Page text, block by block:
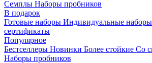
Семплы Наборы пробников
В подарок
Готовые наборы Индивидуальные наборы
сертификаты
Популярное
Бестселлеры Новинки Более стойкие Со
Наборы пробников